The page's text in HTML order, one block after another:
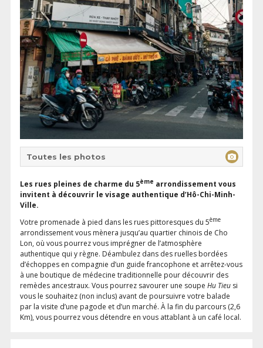
Toutes les photos
Les rues pleines de charme du 5ème arrondissement vous
invitent à découvrir le visage authentique d’Hô-Chi-Minh-
Ville.
Votre promenade à pied dans les rues pittoresques du 5ème
arrondissement vous mènera jusqu’au quartier chinois de Cho
Lon, où vous pourrez vous imprégner de l’atmosphère
authentique qui y règne. Déambulez dans des ruelles bordées
d’échoppes en compagnie d’un guide francophone et arrêtez-vous
à une boutique de médecine traditionnelle pour découvrir des
remèdes ancestraux. Vous pourrez savourer une soupe Hu Tieu si
vous le souhaitez (non inclus) avant de poursuivre votre balade
par la visite d’une pagode et d’un marché. À la fin du parcours (2,6
Km), vous pourrez vous détendre en vous attablant à un café local.